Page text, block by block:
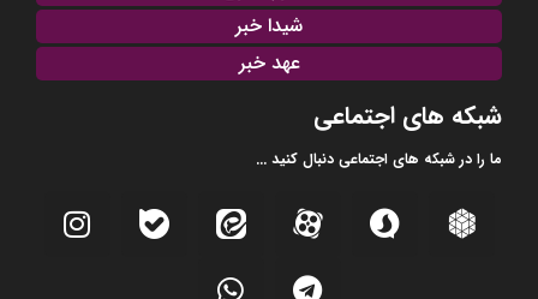
شیدا خبر
عهد خبر
شبکه های اجتماعی
ما را در شبکه های اجتماعی دنبال کنید ...